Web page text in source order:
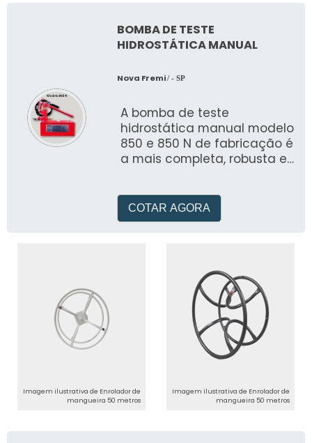
BOMBA DE TESTE
HIDROSTÁTICA MANUAL
Nova Fremi/ - SP
A bomba de teste
hidrostática manual modelo
850 e 850 N de fabricação é
a mais completa, robusta e
COTAR AGORA
Imagem ilustrativa de Enrolador de
mangueira 50 metros
Imagem ilustrativa de Enrolador de
mangueira 50 metros